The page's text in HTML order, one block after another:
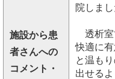
施設から患
者さんへの
コメント・
院しまし
透析室
快適に
と温も
出せる